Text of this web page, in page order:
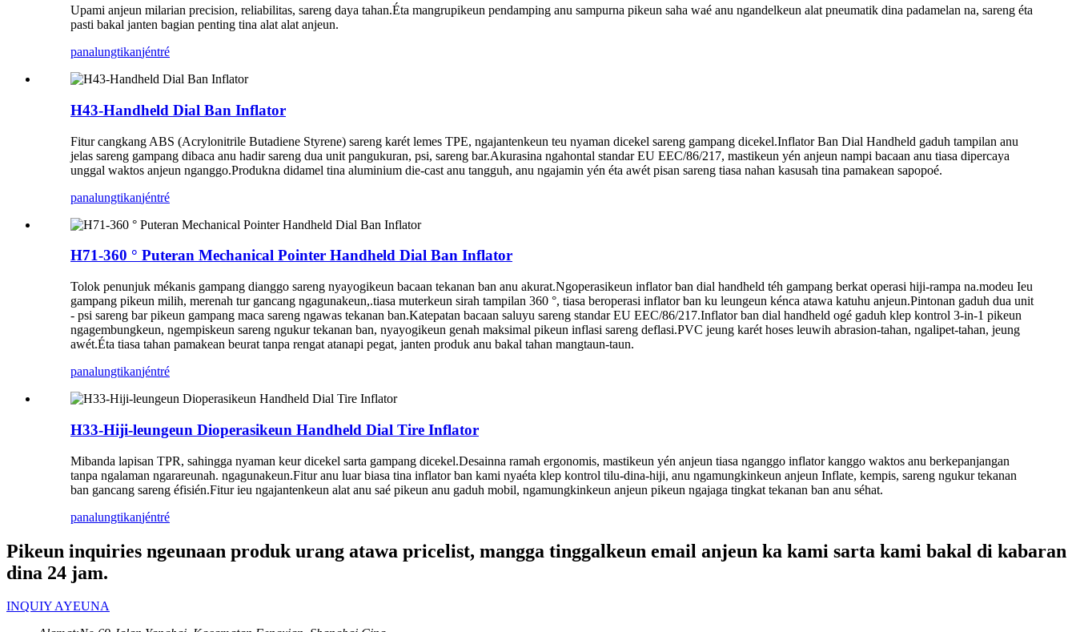
Upami anjeun milarian precision, reliabilitas, sareng daya tahan.Éta mangrupikeun pendamping anu sampurna pikeun saha waé anu ngandelkeun alat pneumatik dina padamelan na, sareng éta
pasti bakal janten bagian penting tina alat alat anjeun.
panalungtikanjéntré
H43-Handheld Dial Ban Inflator
Fitur cangkang ABS (Acrylonitrile Butadiene Styrene) sareng karét lemes TPE, ngajantenkeun teu nyaman dicekel sareng gampang dicekel.Inflator Ban Dial Handheld gaduh tampilan anu
jelas sareng gampang dibaca anu hadir sareng dua unit pangukuran, psi, sareng bar.Akurasina ngahontal standar EU EEC/86/217, mastikeun yén anjeun nampi bacaan anu tiasa dipercaya
unggal waktos anjeun nganggo.Produkna didamel tina aluminium die-cast anu tangguh, anu ngajamin yén éta awét pisan sareng tiasa nahan kasusah tina pamakean sapopoé.
panalungtikanjéntré
H71-360 ° Puteran Mechanical Pointer Handheld Dial Ban Inflator
Tolok penunjuk mékanis gampang dianggo sareng nyayogikeun bacaan tekanan ban anu akurat.Ngoperasikeun inflator ban dial handheld téh gampang berkat operasi hiji-rampa na.modeu Ieu
gampang pikeun milih, merenah tur gancang ngagunakeun,.tiasa muterkeun sirah tampilan 360 °, tiasa beroperasi inflator ban ku leungeun kénca atawa katuhu anjeun.Pintonan gaduh dua unit
- psi sareng bar pikeun gampang maca sareng ngawas tekanan ban.Katepatan bacaan saluyu sareng standar EU EEC/86/217.Inflator ban dial handheld ogé gaduh klep kontrol 3-in-1 pikeun
ngagembungkeun, ngempiskeun sareng ngukur tekanan ban, nyayogikeun genah maksimal pikeun inflasi sareng deflasi.PVC jeung karét hoses leuwih abrasion-tahan, ngalipet-tahan, jeung
awét.Éta tiasa tahan pamakean beurat tanpa rengat atanapi pegat, janten produk anu bakal tahan mangtaun-taun.
panalungtikanjéntré
H33-Hiji-leungeun Dioperasikeun Handheld Dial Tire Inflator
Mibanda lapisan TPR, sahingga nyaman keur dicekel sarta gampang dicekel.Desainna ramah ergonomis, mastikeun yén anjeun tiasa nganggo inflator kanggo waktos anu berkepanjangan
tanpa ngalaman ngarareunah. ngagunakeun.Fitur anu luar biasa tina inflator ban kami nyaéta klep kontrol tilu-dina-hiji, anu ngamungkinkeun anjeun Inflate, kempis, sareng ngukur tekanan
ban gancang sareng éfisién.Fitur ieu ngajantenkeun alat anu saé pikeun anu gaduh mobil, ngamungkinkeun anjeun pikeun ngajaga tingkat tekanan ban anu séhat.
panalungtikanjéntré
Pikeun inquiries ngeunaan produk urang atawa pricelist, mangga tinggalkeun email anjeun ka kami sarta kami bakal di kabaran
dina 24 jam.
INQUIY AYEUNA